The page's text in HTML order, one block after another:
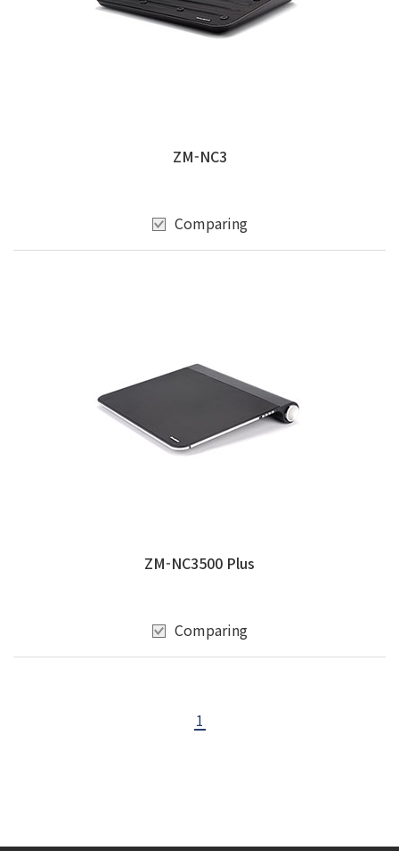
ZM-NC3
Comparing
ZM-NC3500 Plus
Comparing
1